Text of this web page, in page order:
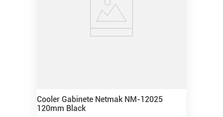
Cooler Gabinete Netmak NM-12025
120mm Black